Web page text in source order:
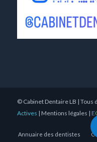
© Cabinet Dentaire LB | Tous
Actives | Mentions légales | E
Annuaire des dentistes